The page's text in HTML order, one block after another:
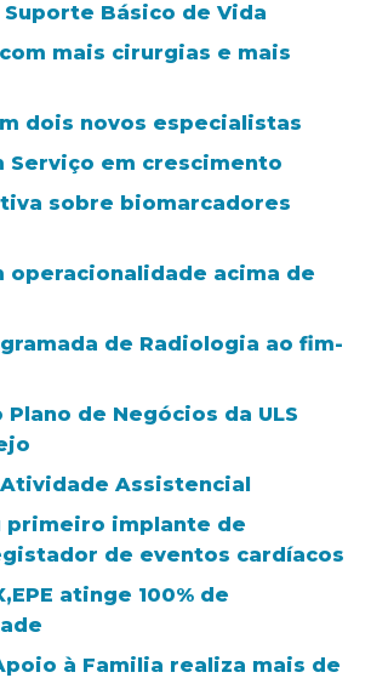
Básico de Vida
mais cirurgias e mais
dois novos especialistas
Serviço em crescimento
sobre biomarcadores
operacionalidade acima de
de Radiologia ao fim-
de Negócios da ULS
Assistencial
primeiro implante de
de eventos cardíacos
atinge 100% de
à Familia realiza mais de